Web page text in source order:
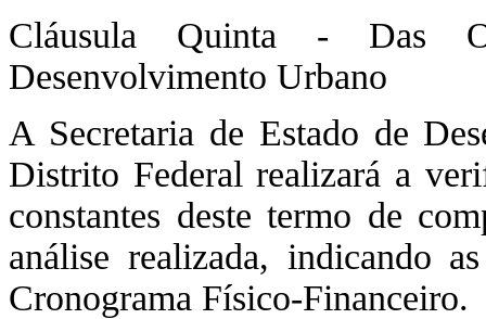
Cláusula Quinta - Das
Desenvolvimento Urbano
A Secretaria de Estado de
Distrito Federal realizará a
constantes deste termo de
análise realizada, indicando
Cronograma Físico-Financeiro.